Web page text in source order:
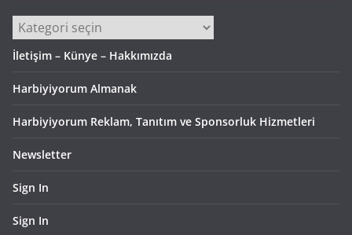
Kategoriler
İletişim – Künye – Hakkımızda
Harbiyiyorum Almanak
Harbiyiyorum Reklam, Tanıtım ve Sponsorluk Hizmetleri
Newsletter
Sign In
Sign In